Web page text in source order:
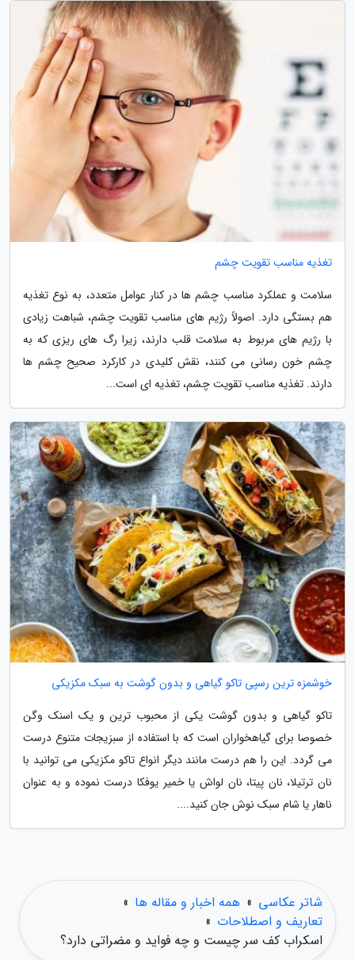
تغذیه مناسب تقویت چشم
سلامت و عملکرد مناسب چشم ها در کنار عوامل متعدد، به نوع تغذیه
هم بستگی دارد. اصولاً رژیم های مناسب تقویت چشم، شباهت زیادی
با رژیم های مربوط به سلامت قلب دارند، زیرا رگ های ریزی که به
چشم خون رسانی می کنند، نقش کلیدی در کارکرد صحیح چشم ها
دارند. تغذیه مناسب تقویت چشم، تغذیه ای است...
خوشمزه ترین رسپی تاکو گیاهی و بدون گوشت به سبک مکزیکی
تاکو گیاهی و بدون گوشت یکی از محبوب ترین و یک اسنک وگن
خصوصا برای گیاهخواران است که با استفاده از سبزیجات متنوع درست
می گردد. این را هم درست مانند دیگر انواع تاکو مکزیکی می توانید با
نان ترتیلا، نان پیتا، نان لواش یا خمیر یوفکا درست نموده و به عنوان
ناهار یا شام سبک نوش جان کنید....
شاتر عکاسی » همه اخبار و مقاله ها »
تعاریف و اصطلاحات »
اسکراب کف سر چیست و چه فواید و مضراتی دارد؟